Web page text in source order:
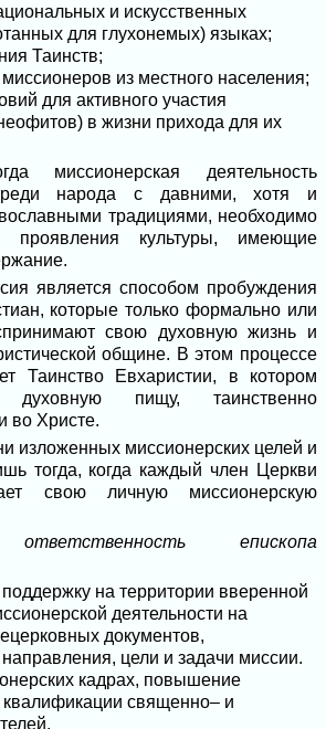
и искусственных
для глухонемых) языках;
Таинств;
из местного населения;
для активного участия
в жизни прихода для их
миссионерская деятельность
народа с давними, хотя и
традициями, необходимо
проявления культуры, имеющие
является способом пробуждения
которые только формально или
свою духовную жизнь и
общине. В этом процессе
Таинство Евхаристии, в котором
пищу, таинственно
во Христе.
изложенных миссионерских целей и
тогда, когда каждый член Церкви
свою личную миссионерскую
ответственность епископа
на территории вверенной
деятельности на
документов,
цели и задачи миссии.
кадрах, повышение
квалификации священно– и